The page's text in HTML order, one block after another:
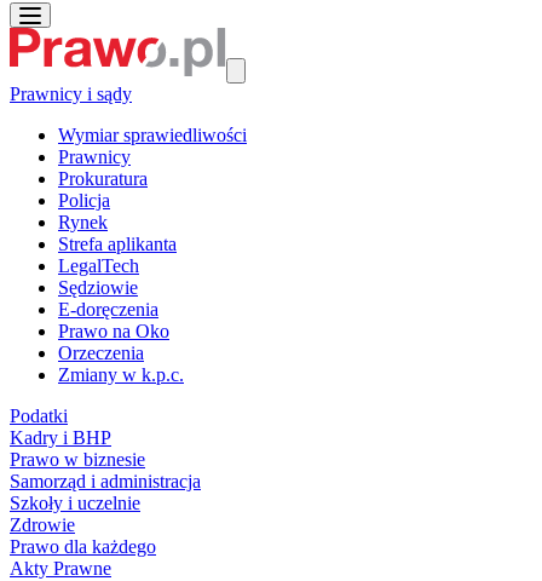
Prawnicy i sądy
Wymiar sprawiedliwości
Prawnicy
Prokuratura
Policja
Rynek
Strefa aplikanta
LegalTech
Sędziowie
E-doręczenia
Prawo na Oko
Orzeczenia
Zmiany w k.p.c.
Podatki
Kadry i BHP
Prawo w biznesie
Samorząd i administracja
Szkoły i uczelnie
Zdrowie
Prawo dla każdego
Akty Prawne